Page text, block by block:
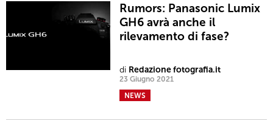
Rumors: Panasonic Lumix
GH6 avrà anche il
rilevamento di fase?
di Redazione fotografia.it
23 Giugno 2021
NEWS